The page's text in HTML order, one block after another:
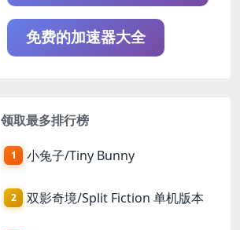
免费的加速器大全
领取最多排行榜
1 小兔子/Tiny Bunny
2 双影奇境/Split Fiction 单机版本